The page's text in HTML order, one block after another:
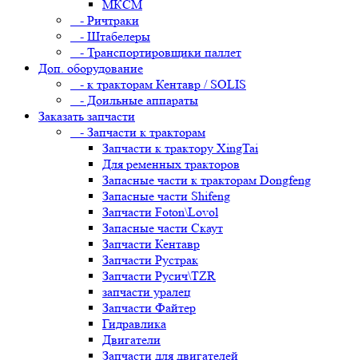
МКСМ
- Ричтраки
- Штабелеры
- Транспортировщики паллет
Доп. оборудование
- к тракторам Кентавр / SOLIS
- Доильные аппараты
Заказать запчасти
- Запчасти к тракторам
Запчасти к трактору XingTai
Для ременных тракторов
Запасные части к тракторам Dongfeng
Запасные части Shifeng
Запчасти Foton\Lovol
Запасные части Скаут
Запчасти Кентавр
Запчасти Рустрак
Запчасти Русич\TZR
запчасти уралец
Запчасти Файтер
Гидравлика
Двигатели
Запчасти для двигателей